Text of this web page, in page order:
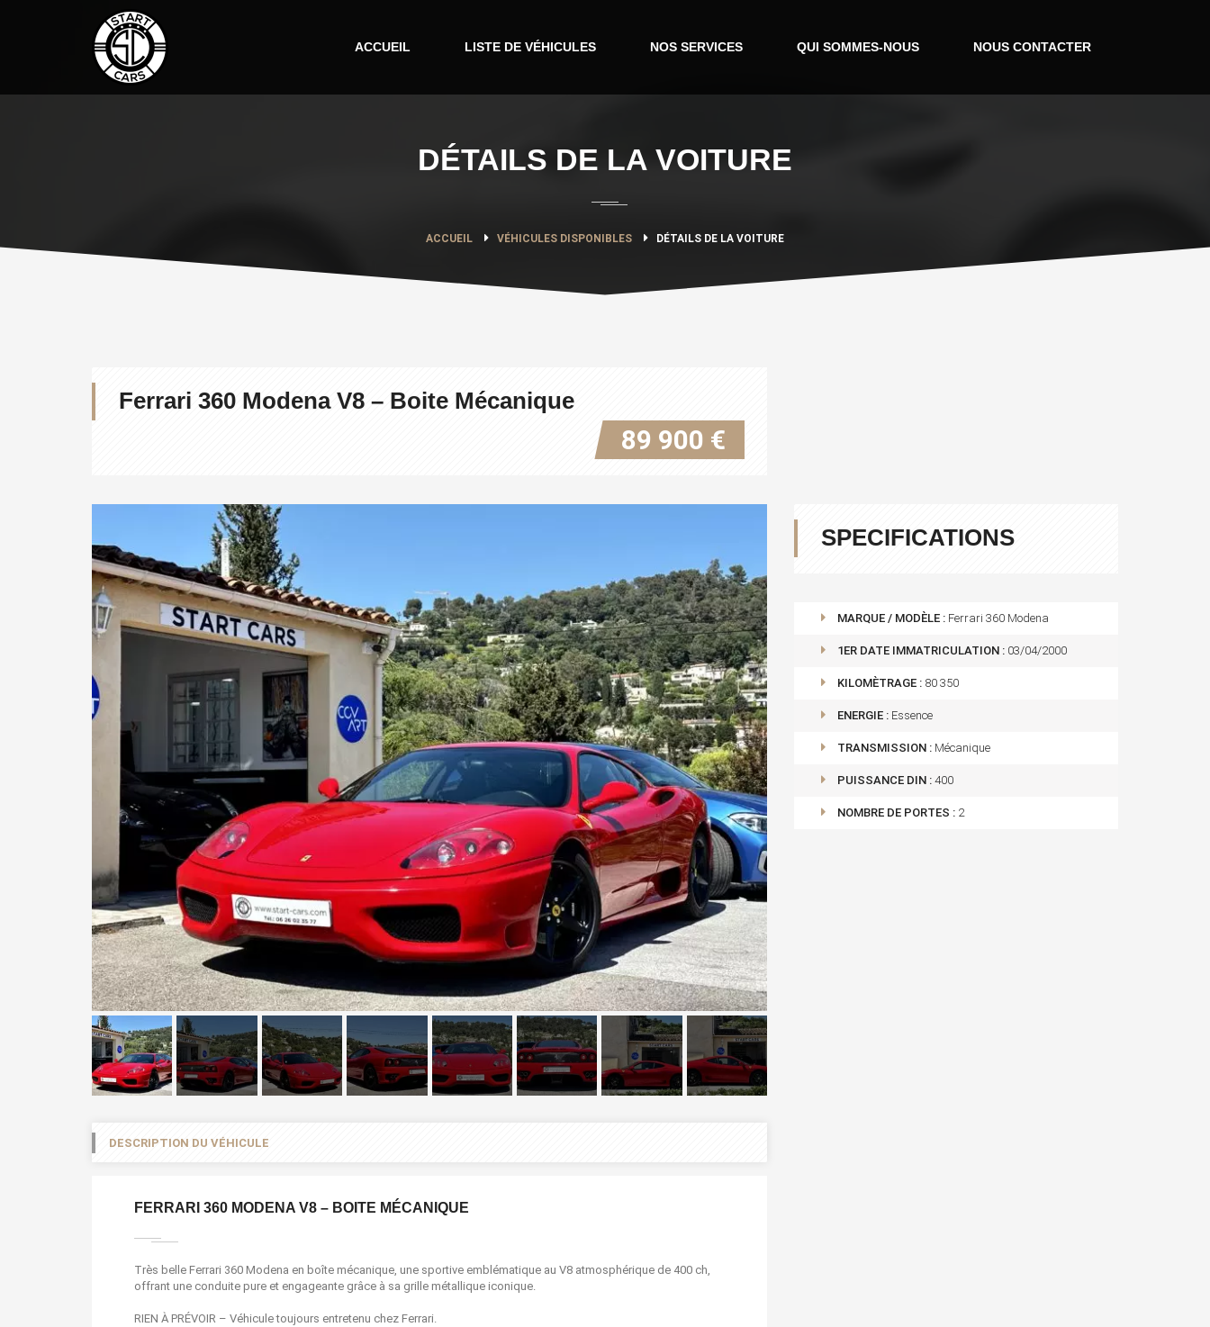
ACCUEIL LISTE DE VÉHICULES NOS SERVICES QUI SOMMES-NOUS NOUS CONTACTER
DÉTAILS DE LA VOITURE
ACCUEIL VÉHICULES DISPONIBLES DÉTAILS DE LA VOITURE
Ferrari 360 Modena V8 – Boite Mécanique
89 900 €
DESCRIPTION DU VÉHICULE
FERRARI 360 MODENA V8 – BOITE MÉCANIQUE
Très belle Ferrari 360 Modena en boîte mécanique, une sportive emblématique au V8 atmosphérique de 400 ch,
offrant une conduite pure et engageante grâce à sa grille métallique iconique.
RIEN À PRÉVOIR – Véhicule toujours entretenu chez Ferrari.
SPECIFICATIONS
MARQUE / MODÈLE :Ferrari 360 Modena
1ER DATE IMMATRICULATION :03/04/2000
KILOMÈTRAGE :80 350
ENERGIE :Essence
TRANSMISSION :Mécanique
PUISSANCE DIN :400
NOMBRE DE PORTES :2